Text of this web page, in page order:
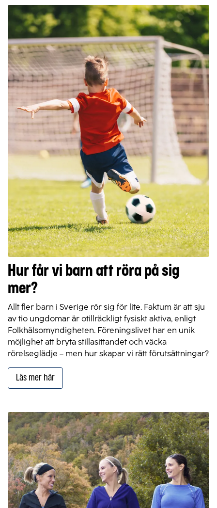
Hur får vi barn att röra på sig
mer?
Allt fler barn i Sverige rör sig för lite. Faktum är att sju
av tio ungdomar är otillräckligt fysiskt aktiva, enligt
Folkhälsomyndigheten. Föreningslivet har en unik
möjlighet att bryta stillasittandet och väcka
rörelseglädje – men hur skapar vi rätt förutsättningar?
Läs mer här